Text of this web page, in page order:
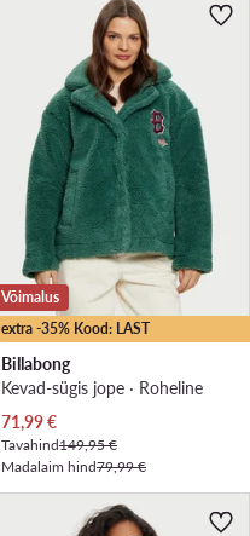
extra -35% Kood: LAST
Võimalus
Billabong
Kevad-sügis jope · Roheline
Praegune hind
71,99€
Tavahind149,95 €
Madalaim hind79,99 €